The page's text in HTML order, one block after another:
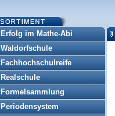
Erfolg im Mathe-Abi
Waldorfschule
Fachhochschulreife
Realschule
Formelsammlung
Periodensystem